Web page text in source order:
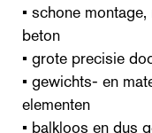
• schone
beton
• grote precisie
• gewichts- en
elementen
• balkloos en dus